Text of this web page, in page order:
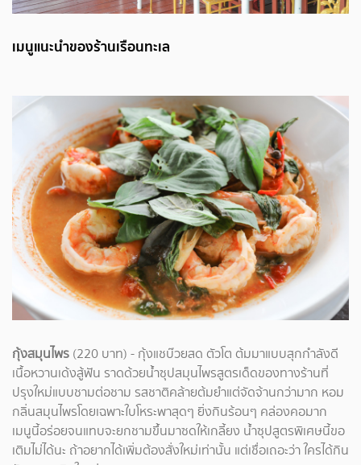
เมนูแนะนำของร้านเรือนทะเล
กุ้งสมุนไพร (220 บาท) - กุ้งแชบ๊วยสด ตัวโต ต้มมาแบบสุกกำลังดี
เนื้อหวานเด้งสู้ฟัน ราดด้วยน้ำซุปสมุนไพรสูตรเด็ดของทางร้านที่
ปรุงใหม่แบบชามต่อชาม รสชาติคล้ายต้มยำแต่จัดจ้านกว่ามาก หอม
กลิ่นสมุนไพรโดยเฉพาะใบโหระพาสุดๆ ยิ่งกินร้อนๆ คล่องคอมาก
เมนูนี้อร่อยจนแทบจะยกชามขึ้นมาซดให้เกลี้ยง น้ำซุปสูตรพิเศษนี้ขอ
เติมไม่ได้นะ ถ้าอยากได้เพิ่มต้องสั่งใหม่เท่านั้น แต่เชื่อเถอะว่า ใครได้กิน